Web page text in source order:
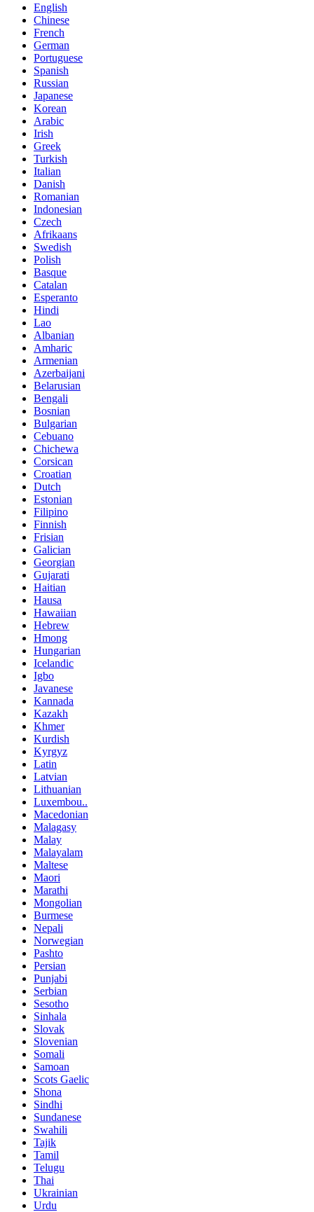
English
Chinese
French
German
Portuguese
Spanish
Russian
Japanese
Korean
Arabic
Irish
Greek
Turkish
Italian
Danish
Romanian
Indonesian
Czech
Afrikaans
Swedish
Polish
Basque
Catalan
Esperanto
Hindi
Lao
Albanian
Amharic
Armenian
Azerbaijani
Belarusian
Bengali
Bosnian
Bulgarian
Cebuano
Chichewa
Corsican
Croatian
Dutch
Estonian
Filipino
Finnish
Frisian
Galician
Georgian
Gujarati
Haitian
Hausa
Hawaiian
Hebrew
Hmong
Hungarian
Icelandic
Igbo
Javanese
Kannada
Kazakh
Khmer
Kurdish
Kyrgyz
Latin
Latvian
Lithuanian
Luxembou..
Macedonian
Malagasy
Malay
Malayalam
Maltese
Maori
Marathi
Mongolian
Burmese
Nepali
Norwegian
Pashto
Persian
Punjabi
Serbian
Sesotho
Sinhala
Slovak
Slovenian
Somali
Samoan
Scots Gaelic
Shona
Sindhi
Sundanese
Swahili
Tajik
Tamil
Telugu
Thai
Ukrainian
Urdu